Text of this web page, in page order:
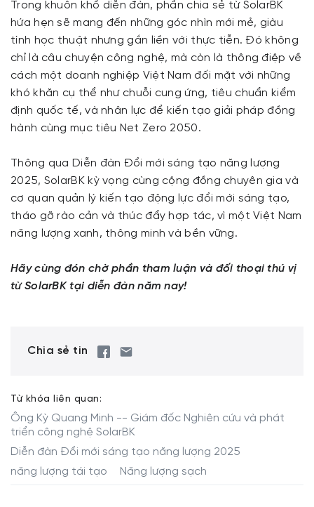
Trong khuôn khổ diễn đàn, phần chia sẻ từ SolarBK
hứa hẹn sẽ mang đến những góc nhìn mới mẻ, giàu
tính học thuật nhưng gắn liền với thực tiễn. Đó không
chỉ là câu chuyện công nghệ, mà còn là thông điệp về
cách một doanh nghiệp Việt Nam đối mặt với những
khó khăn cụ thể như chuỗi cung ứng, tiêu chuẩn kiểm
định quốc tế, và nhân lực để kiến tạo giải pháp đồng
hành cùng mục tiêu Net Zero 2050.
Thông qua Diễn đàn Đổi mới sáng tạo năng lượng
2025, SolarBK kỳ vọng cùng cộng đồng chuyên gia và
cơ quan quản lý kiến tạo động lực đổi mới sáng tạo,
tháo gỡ rào cản và thúc đẩy hợp tác, vì một Việt Nam
năng lượng xanh, thông minh và bền vững.
Hãy cùng đón chờ phần tham luận và đối thoại thú vị
từ SolarBK tại diễn đàn năm nay!
Chia sẻ tin
Từ khóa liên quan:
Ông Kỳ Quang Minh -- Giám đốc Nghiên cứu và phát
triển công nghệ SolarBK
Diễn đàn Đổi mới sáng tạo năng lượng 2025
năng lượng tái tạo
Năng lượng sạch